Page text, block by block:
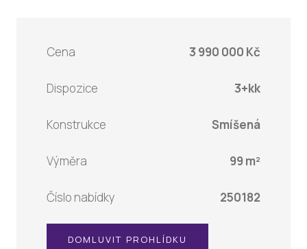
Cena 3 990 000 Kč
Dispozice 3+kk
Konstrukce Smíšená
Výměra 99 m²
Číslo nabídky 250182
DOMLUVIT PROHLÍDKU